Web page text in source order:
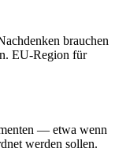
brauchen
EU-Region für
— etwa wenn
werden sollen.